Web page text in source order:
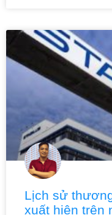
Lịch sử
xuất hiện trên